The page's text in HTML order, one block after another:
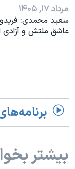
مرداد ۱۷, ۱۴۰۵
سعید محمدی:
عاشق ملتش و آزادی
بیشتر